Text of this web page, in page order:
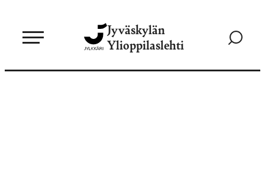
sisältöön
Jyväskylän
Ylioppilaslehti
Siirry